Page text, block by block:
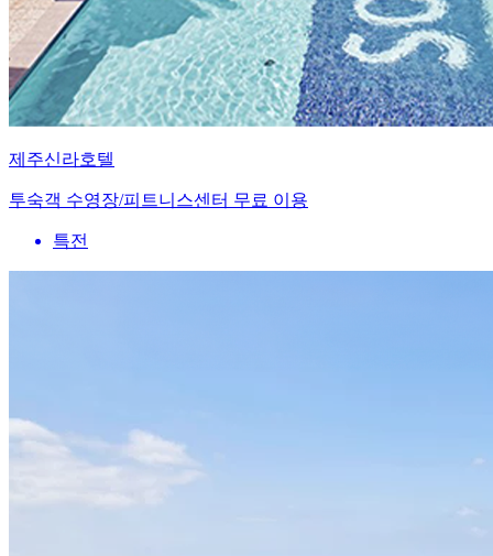
제주신라호텔
투숙객 수영장/피트니스센터 무료 이용
특전